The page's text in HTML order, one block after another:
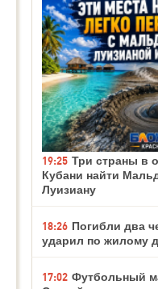
19:25 Три страны в
Кубани найти
Луизиану
18:26 Погибли два
ударил по жилому
17:02 Футбольный